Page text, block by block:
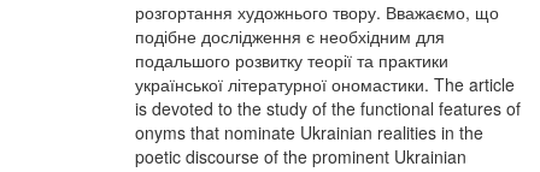
розгортання художнього твору. Вважаємо, що
подібне дослідження є необхідним для
подальшого розвитку теорії та практики
української літературної ономастики. The article
is devoted to the study of the functional features of
onyms that nominate Ukrainian realities in the
poetic discourse of the prominent Ukrainian